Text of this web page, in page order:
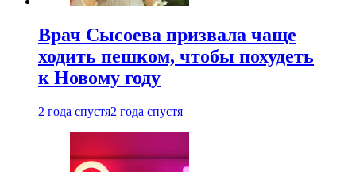
Врач Сысоева призвала чаще
ходить пешком, чтобы похудеть
к Новому году
2 года спустя2 года спустя